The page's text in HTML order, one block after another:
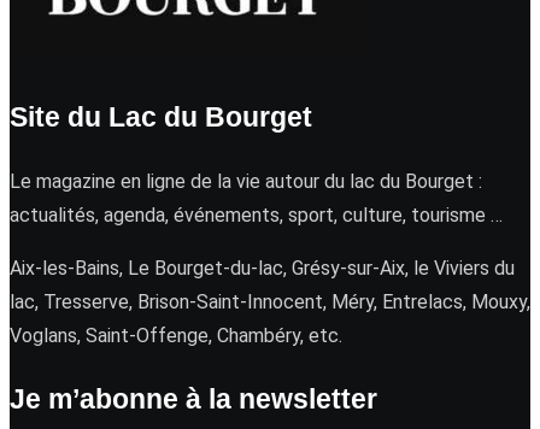
Site du Lac du Bourget
Le magazine en ligne de la vie autour du lac du Bourget :
actualités, agenda, événements, sport, culture, tourisme …
Aix-les-Bains, Le Bourget-du-lac, Grésy-sur-Aix, le Viviers du
lac, Tresserve, Brison-Saint-Innocent, Méry, Entrelacs, Mouxy,
Voglans, Saint-Offenge, Chambéry, etc.
Je m’abonne à la newsletter